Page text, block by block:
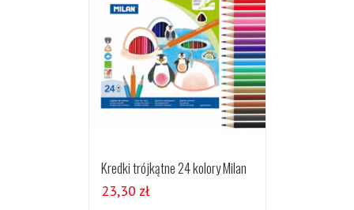
Kredki trójkątne 24 kolory Milan
23,30 zł